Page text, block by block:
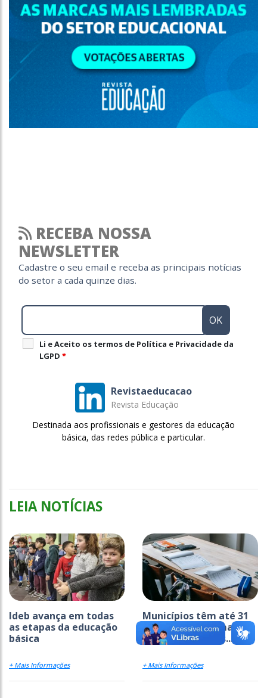
RECEBA NOSSA
NEWSLETTER
Cadastre o seu email e receba as principais notícias
do setor a cada quinze dias.
Li e Aceito os termos de Política e Privacidade da
LGPD *
Revistaeducacao
Revista Educação
Destinada aos profissionais e gestores da educação
básica, das redes pública e particular.
LEIA NOTÍCIAS
Ideb avança em todas
as etapas da educação
básica
+ Mais Informações
Municípios têm até 31
de agosto para manter
acesso a recursos...
+ Mais Informações